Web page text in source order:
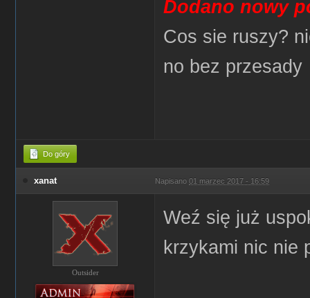
Dodano nowy
Cos sie ruszy?
no bez przesady
Do góry
xanat Napisano 01 marzec 2017 - 16:59
Outsider
Weź się już
krzykami nic nie